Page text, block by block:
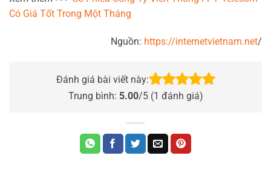
Có Giá Tốt Trong Một Tháng
Nguồn: https://internetvietnam.net/
Đánh giá bài viết này:
Trung bình: 5.00/5 (1 đánh giá)